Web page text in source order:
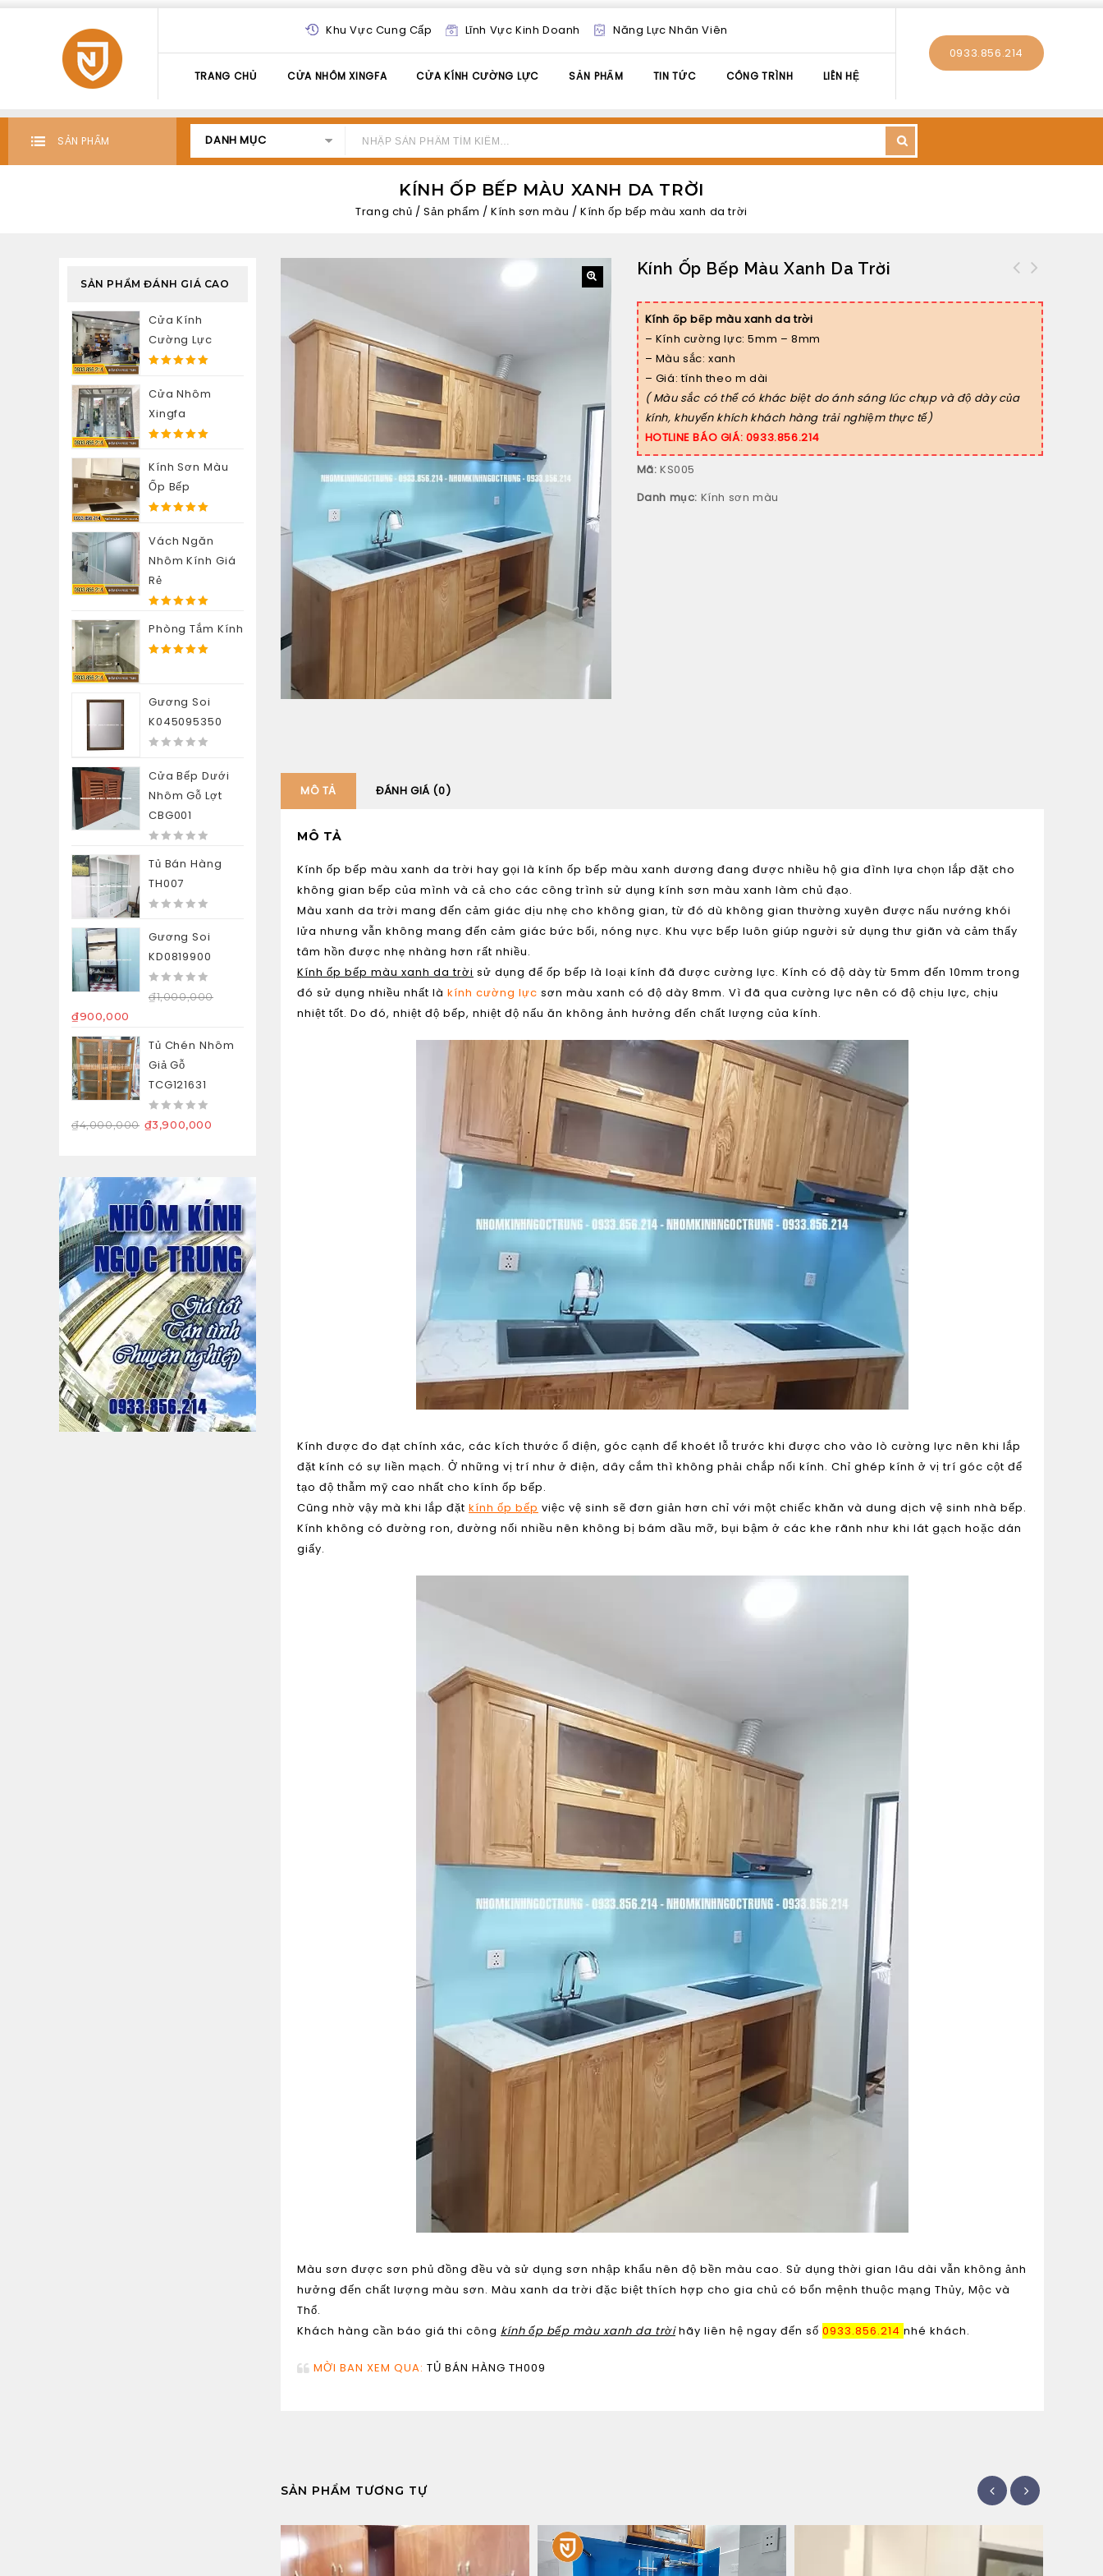
Khu Vực Cung Cấp Lĩnh Vực Kinh Doanh Năng Lực Nhân Viên
TRANG CHỦ CỬA NHÔM XINGFA CỬA KÍNH CƯỜNG LỰC SẢN PHẨM TIN TỨC CÔNG TRÌNH LIÊN HỆ
0933.856.214
SẢN PHẨM DANH MỤC
KÍNH ỐP BẾP MÀU XANH DA TRỜI
Trang chủ /Sản phẩm / Kính sơn màu /Kính ốp bếp màu xanh da trời
Kính Ốp Bếp Màu Xanh Da Trời
Kính ốp bếp màu xanh da trời
– Kính cường lực: 5mm – 8mm
– Màu sắc: xanh
– Giá: tính theo m dài
( Màu sắc có thể có khác biệt do ánh sáng lúc chụp và độ dày của
kính, khuyến khích khách hàng trải nghiệm thực tế)
HOTLINE BÁO GIÁ: 0933.856.214
Mã:KS005
Danh mục: Kính sơn màu
MÔ TẢ ĐÁNH GIÁ (0)
MÔ TẢ
Kính ốp bếp màu xanh da trời hay gọi là kính ốp bếp màu xanh dương đang được nhiều hộ gia đình lựa chọn lắp đặt cho
không gian bếp của mình và cả cho các công trình sử dụng kính sơn màu xanh làm chủ đạo.
Màu xanh da trời mang đến cảm giác dịu nhẹ cho không gian, từ đó dù không gian thường xuyên được nấu nướng khói
lửa nhưng vẫn không mang đến cảm giác bức bối, nóng nực. Khu vực bếp luôn giúp người sử dụng thư giãn và cảm thấy
tâm hồn được nhẹ nhàng hơn rất nhiều.
Kính ốp bếp màu xanh da trời sử dụng để ốp bếp là loại kính đã được cường lực. Kính có độ dày từ 5mm đến 10mm trong
đó sử dụng nhiều nhất là kính cường lực sơn màu xanh có độ dày 8mm. Vì đã qua cường lực nên có độ chịu lực, chịu
nhiệt tốt. Do đó, nhiệt độ bếp, nhiệt độ nấu ăn không ảnh hưởng đến chất lượng của kính.
Kính được đo đạt chính xác, các kích thước ổ điện, góc cạnh để khoét lỗ trước khi được cho vào lò cường lực nên khi lắp
đặt kính có sự liền mạch. Ở những vị trí như ở điện, dây cắm thì không phải chắp nối kính. Chỉ ghép kính ở vị trí góc cột để
tạo độ thẫm mỹ cao nhất cho kính ốp bếp.
Cũng nhờ vậy mà khi lắp đặt kính ốp bếp việc vệ sinh sẽ đơn giản hơn chỉ với một chiếc khăn và dung dịch vệ sinh nhà bếp.
Kính không có đường ron, đường nối nhiều nên không bị bám dầu mỡ, bụi bậm ở các khe rãnh như khi lát gạch hoặc dán
giấy.
Màu sơn được sơn phủ đồng đều và sử dụng sơn nhập khẩu nên độ bền màu cao. Sử dụng thời gian lâu dài vẫn không ảnh
hưởng đến chất lượng màu sơn. Màu xanh da trời đặc biệt thích hợp cho gia chủ có bổn mệnh thuộc mạng Thủy, Mộc và
Thổ.
Khách hàng cần báo giá thi công kính ốp bếp màu xanh da trờihãy liên hệ ngay đến số 0933.856.214 nhé khách.
MỜI BAN XEM QUA: TỦ BÁN HÀNG TH009
SẢN PHẨM TƯƠNG TỰ
SẢN PHẨM ĐÁNH GIÁ CAO
Cửa Kính
Cường Lực
5
Cửa Nhôm
Xingfa
5
Kính Sơn Màu
Ốp Bếp
5
Vách Ngăn
Nhôm Kính Giá
Rẻ
5
Phòng Tắm Kính
Gương Soi
K045095350
out
5
Cửa Bếp Dưới
Nhôm Gỗ Lợt
CBG001
out
of
Tủ Bán Hàng
TH007
out
5
Gương Soi
KD0819900
0
₫1,000,000
₫900,000
Tủ Chén Nhôm
Giả Gỗ
TCG121631
0
₫4,000,000 ₫3,900,000